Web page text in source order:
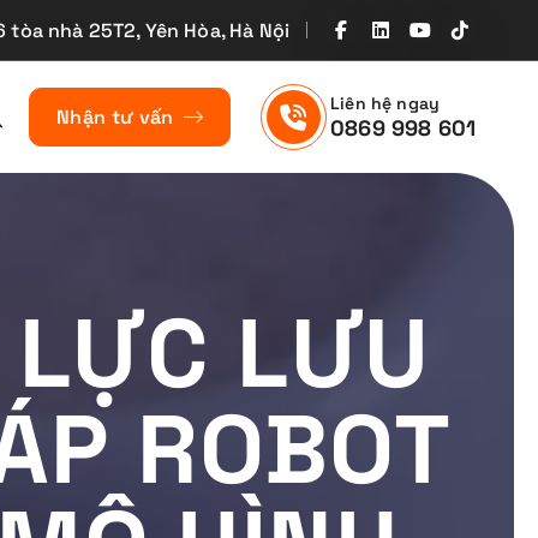
tòa nhà 25T2, Yên Hòa, Hà Nội
Nhận tư vấn
Liên hệ ngay
0869 998 601
LƯU
ROBOT